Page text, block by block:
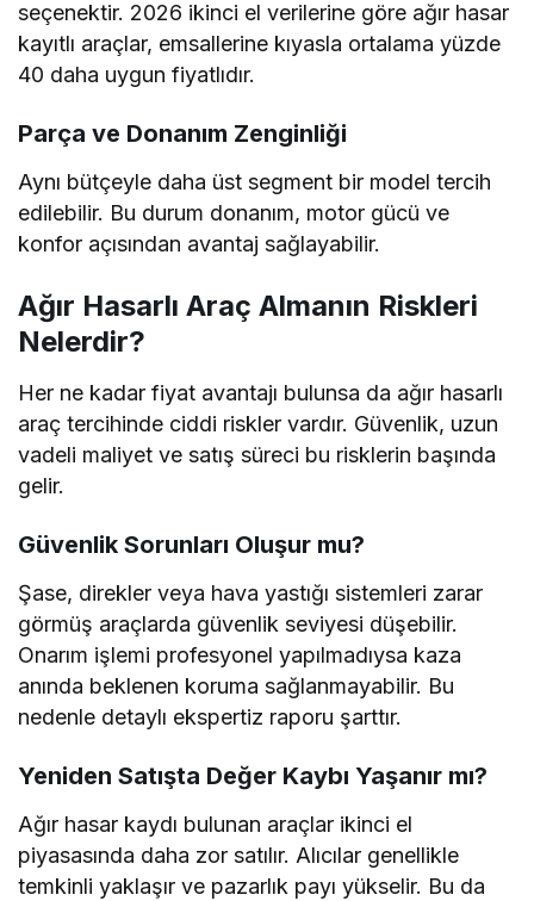
seçenektir. 2026 ikinci el verilerine göre ağır hasar
kayıtlı araçlar, emsallerine kıyasla ortalama yüzde
40 daha uygun fiyatlıdır.
Parça ve Donanım Zenginliği
Aynı bütçeyle daha üst segment bir model tercih
edilebilir. Bu durum donanım, motor gücü ve
konfor açısından avantaj sağlayabilir.
Ağır Hasarlı Araç Almanın Riskleri
Nelerdir?
Her ne kadar fiyat avantajı bulunsa da ağır hasarlı
araç tercihinde ciddi riskler vardır. Güvenlik, uzun
vadeli maliyet ve satış süreci bu risklerin başında
gelir.
Güvenlik Sorunları Oluşur mu?
Şase, direkler veya hava yastığı sistemleri zarar
görmüş araçlarda güvenlik seviyesi düşebilir.
Onarım işlemi profesyonel yapılmadıysa kaza
anında beklenen koruma sağlanmayabilir. Bu
nedenle detaylı ekspertiz raporu şarttır.
Yeniden Satışta Değer Kaybı Yaşanır mı?
Ağır hasar kaydı bulunan araçlar ikinci el
piyasasında daha zor satılır. Alıcılar genellikle
temkinli yaklaşır ve pazarlık payı yükselir. Bu da